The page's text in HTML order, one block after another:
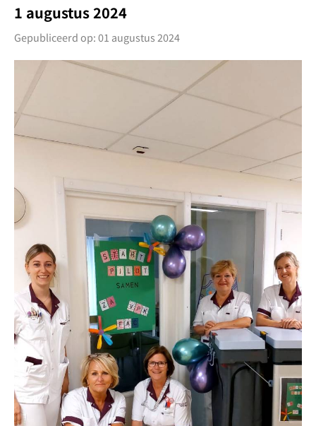
1 augustus 2024
Gepubliceerd op: 01 augustus 2024